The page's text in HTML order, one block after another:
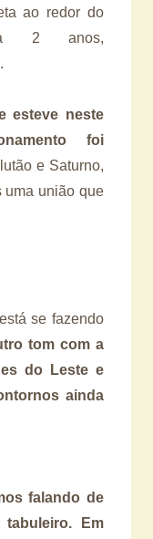
ao redor do
2 anos,
esteve neste
foi
e Saturno,
uma união que
se fazendo
tom com a
do Leste e
ainda
falando de
Em